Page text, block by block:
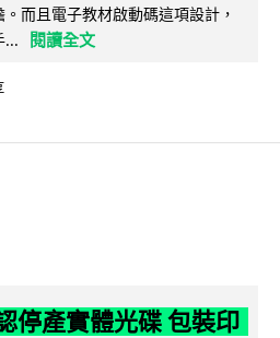
而且電子教材啟動碼這項設計，
...
閱讀全文
停產實體光碟 包裝印